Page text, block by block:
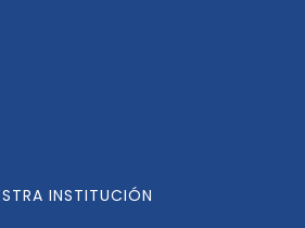
INSTITUCIÓN